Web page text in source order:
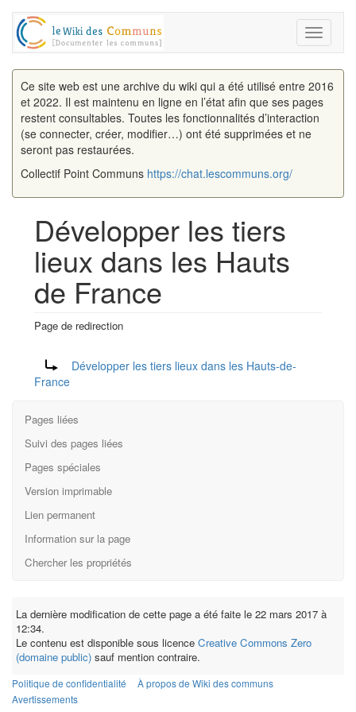
Toggle
Ce site web est une archive du wiki qui a été utilisé entre 2016
et 2022. Il est maintenu en ligne en l’état afin que ses pages
restent consultables. Toutes les fonctionnalités d’interaction
(se connecter, créer, modifier…) ont été supprimées et ne
seront pas restaurées.
Collectif Point Communs https://chat.lescommuns.org/
Développer les tiers
lieux dans les Hauts
de France
Page de redirection
Rediriger vers :Développer les tiers lieux dans les Hauts-de-
France
Pages liées
Suivi des pages liées
Pages spéciales
Version imprimable
Lien permanent
Information sur la page
Chercher les propriétés
La dernière modification de cette page a été faite le 22 mars 2017 à
12:34.
Le contenu est disponible sous licence Creative Commons Zero
(domaine public) sauf mention contraire.
Politique de confidentialité
À propos de Wiki des communs
Avertissements